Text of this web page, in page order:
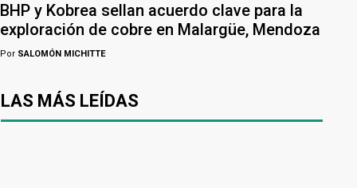
BHP y Kobrea sellan acuerdo clave para la
exploración de cobre en Malargüe, Mendoza
Por SALOMÓN MICHITTE
LAS MÁS LEÍDAS